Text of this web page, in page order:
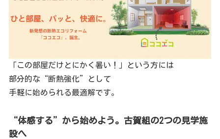
「この部屋だけとにかく暑い！」という方には
部分的な“断熱強化”として
手軽に始められる最適解です。
“体感する”から始めよう。古賀組の2つの見学施
設へ